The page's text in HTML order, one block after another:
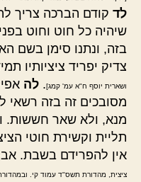
לד קודם הברכה צריך
שיהיה כל חוט וחוט
בזה, ונתנו סימן בשם
צדיק יפריד ציציותיו
ושארית יוסף ח"א עמ' קמג]. לה
מסובכים זה בזה רשאי
מנא, ולא שאר חששות.
תליית וקשירת חוטי
אין להפרידם בשבת.
ציצית, מהדורת תשס"ד עמוד קי.